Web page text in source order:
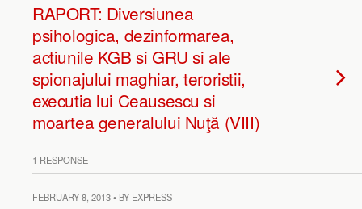
RAPORT: Diversiunea
psihologica, dezinformarea,
actiunile KGB si GRU si ale
spionajului maghiar, teroristii,
executia lui Ceausescu si
moartea generalului Nuţă (VIII)
1 RESPONSE
FEBRUARY 8, 2013 • BY EXPRESS